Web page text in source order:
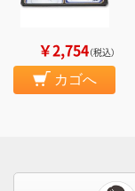
￥2,754（税込）
カゴへ